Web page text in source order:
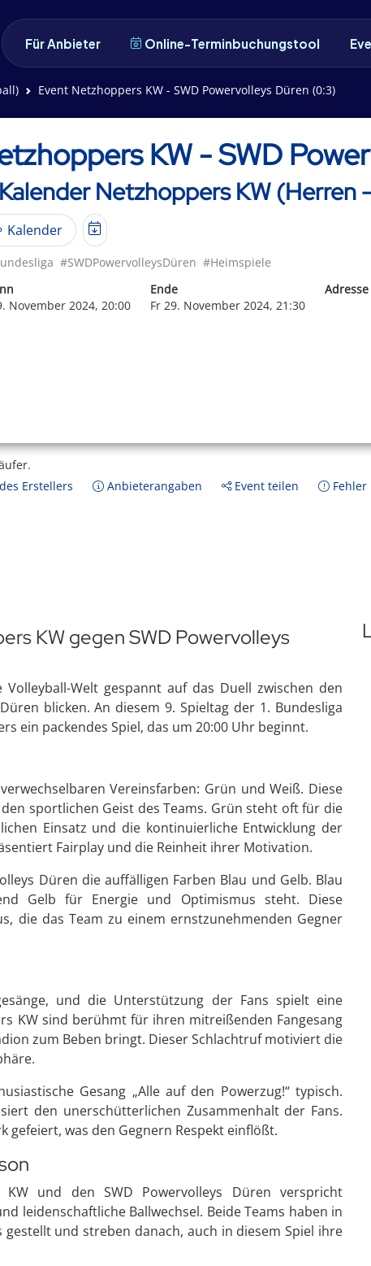
Für Anbieter Online-Terminbuchungstool
Event Netzhoppers KW - SWD Powervolleys Düren (0:3)
KW - SWD
Netzhoppers KW (Herren
Kalender
#SWDPowervolleysDüren #Heimspiele
November 2024, 20:00
Ende
Fr 29. November 2024, 21:30
Adresse
Erstellers Anbieterangaben Event teilen Fehler
KW gegen SWD Powervolleys
Welt gespannt auf das Duell zwischen den
blicken. An diesem 9. Spieltag der 1. Bundesliga
ein packendes Spiel, das um 20:00 Uhr beginnt.
Vereinsfarben: Grün und Weiß. Diese
sportlichen Geist des Teams. Grün steht oft für die
Einsatz und die kontinuierliche Entwicklung der
Fairplay und die Reinheit ihrer Motivation.
Düren die auffälligen Farben Blau und Gelb. Blau
Gelb für Energie und Optimismus steht. Diese
die das Team zu einem ernstzunehmenden Gegner
und die Unterstützung der Fans spielt eine
KW sind berühmt für ihren mitreißenden Fangesang
zum Beben bringt. Dieser Schlachtruf motiviert die
Gesang „Alle auf den Powerzug!“ typisch.
den unerschütterlichen Zusammenhalt der Fans.
gefeiert, was den Gegnern Respekt einflößt.
und den SWD Powervolleys Düren verspricht
leidenschaftliche Ballwechsel. Beide Teams haben in
und streben danach, auch in diesem Spiel ihre